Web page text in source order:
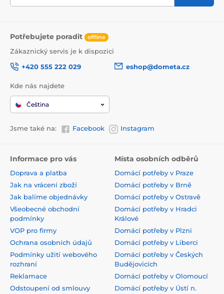
Potřebujete poradit offline
Zákaznický servis je k dispozici
+420 555 222 029
eshop@dometa.cz
Kde nás najdete
Čeština
Jsme také na: Facebook Instagram
Informace pro vás
Doprava a platba
Jak na vrácení zboží
Jak balíme objednávky
Všeobecné obchodní
podmínky
VOP pro firmy
Ochrana osobních údajů
Podmínky užití webového
rozhraní
Reklamace
Odstoupení od smlouvy
Místa osobních odběrů
Domácí potřeby v Praze
Domácí potřeby v Brně
Domácí potřeby v Ostravě
Domácí potřeby v Hradci
Králové
Domácí potřeby v Plzni
Domácí potřeby v Liberci
Domácí potřeby v Českých
Budějovicích
Domácí potřeby v Olomoucí
Domácí potřeby v Ústí n.